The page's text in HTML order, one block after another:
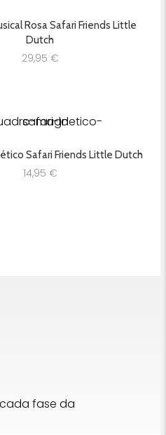
Rosa Safari Friends Little
Dutch
29,95 €
Safari Friends Little Dutch
14,95 €
fase da